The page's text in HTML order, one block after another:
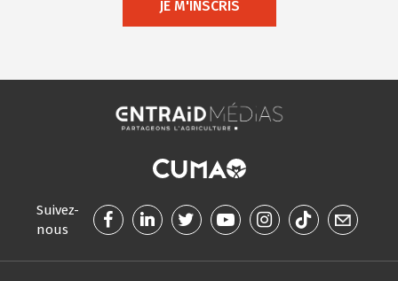
JE M'INSCRIS
Suivez-
nous